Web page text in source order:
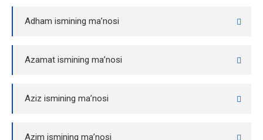
Adham ismining ma’nosi
Azamat ismining ma’nosi
Aziz ismining ma’nosi
Azim ismining ma’nosi